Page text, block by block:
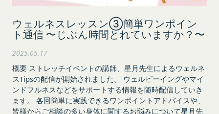
ウェルネスレッスン③簡単ワンポイン
ト通信 〜じぶん時間とれていますか？〜
2025.05.17
概要 ストレッチイベントの講師、星月先生によるウェルネ
スTipsの配信が開始されました。 ウェルビーイングやマイ
ンドフルネスなどをサポートする情報を随時配信していき
ます。 各回簡単に実践できるワンポイントアドバイスや、
皆様からご相談の多い身体に関するお悩みについて星月先
ん。
お客様ご本人が本サービスの機能又は別の手段を用
いて第三者に利用者情報を明らかにした場合
り、個人を識別し得る状態に至った場合
改善
当社は、利用者情報の取扱いに関する運用状況を適
宜見直し、継続的な改善に努めるものとし、必要に
応じて、本ポリシーをお客様の事前の了承を得るこ
第7条（会員の退会）
会員は、当社所定の退会手続の完了により、会員登
録を抹消することができます。
第8条（禁止事項）
会員は、本サービスの利用に際して、以下の各号の
る行為を行ってはならないものとします。
本規約および法令に違反する行為、犯罪に結び
つく行為または公序良俗に反する行為
会員登録または登録内容の変更の際に虚偽の会